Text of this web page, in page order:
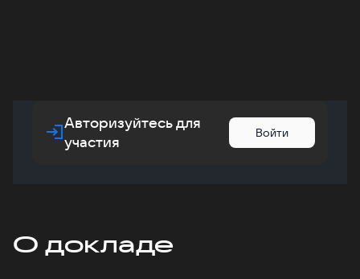
Авторизуйтесь для
участия
Войти
О докладе